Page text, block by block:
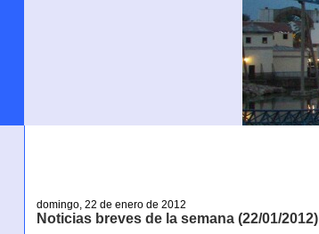
domingo, 22 de enero de 2012
Noticias breves de la semana (22/01/2012)